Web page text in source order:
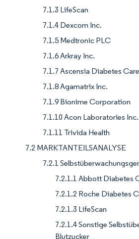
7.1.3 LifeScan
7.1.4 Dexcom Inc.
7.1.5 Medtronic PLC
7.1.6 Arkray Inc.
7.1.7 Ascensia Diabetes Care
7.1.8 Agamatrix Inc.
7.1.9 Bionime Corporation
7.1.10 Acon Laboratories Inc.
7.1.11 Trivida Health
7.2 MARKTANTEILSANALYSE
7.2.1
7.2.1.1 Abbott Diabetes
7.2.1.2 Roche Diabetes
7.2.1.3 LifeScan
7.2.1.4 Sonstige
Blutzucker